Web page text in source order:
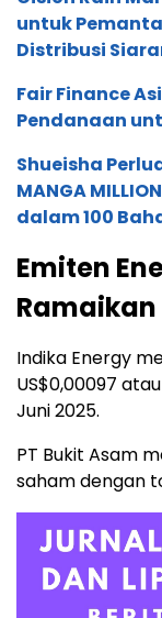
untuk
Distribusi
Fair Finance
Pendanaan
Shueisha
MANGA
dalam 100
Emiten
Ramaikan
Indika Energy
US$0,00097
Juni 2025.
PT Bukit Asam
saham dengan